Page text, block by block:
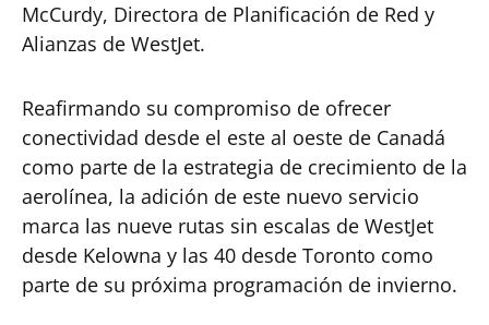
McCurdy, Directora de Planificación de Red y
Alianzas de WestJet.
Reafirmando su compromiso de ofrecer
conectividad desde el este al oeste de Canadá
como parte de la estrategia de crecimiento de la
aerolínea, la adición de este nuevo servicio
marca las nueve rutas sin escalas de WestJet
desde Kelowna y las 40 desde Toronto como
parte de su próxima programación de invierno.